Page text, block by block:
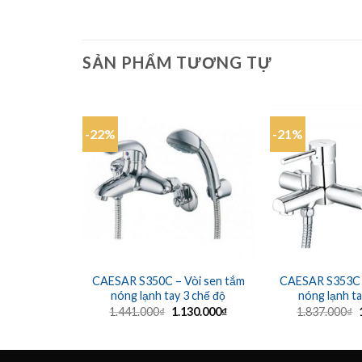
SẢN PHẨM TƯƠNG TỰ
-22%
CAESAR S350C – Vòi sen tắm
nóng lạnh tay 3 chế độ
1.441.000₫ Giá
1.130.000₫Giá
-21%
CAESAR
nóng lạnh
1.837.000₫